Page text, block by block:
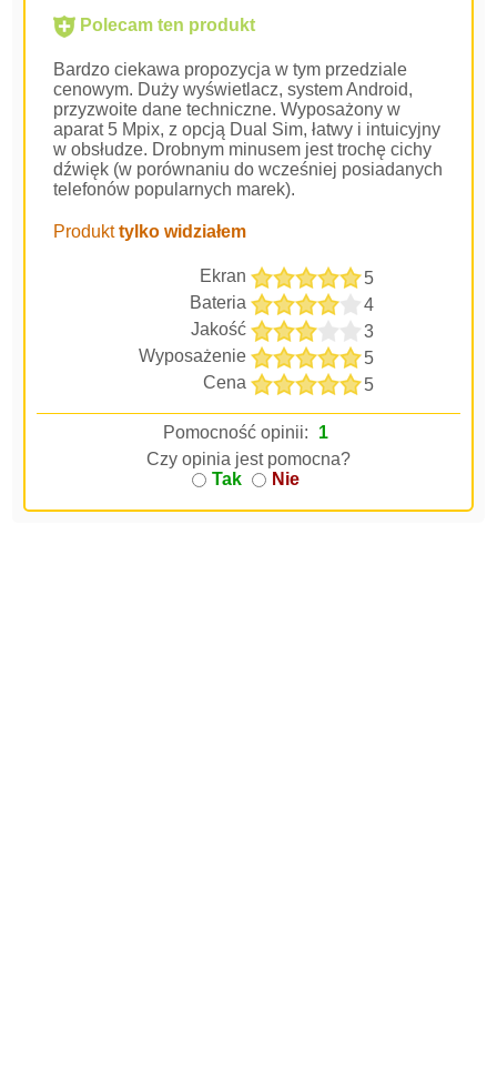
Polecam ten produkt
Bardzo ciekawa propozycja w tym przedziale
cenowym. Duży wyświetlacz, system Android,
przyzwoite dane techniczne. Wyposażony w
aparat 5 Mpix, z opcją Dual Sim, łatwy i intuicyjny
w obsłudze. Drobnym minusem jest trochę cichy
dźwięk (w porównaniu do wcześniej posiadanych
telefonów popularnych marek).
Produkttylko widziałem
Ekran
5
Bateria
4
Jakość
3
Wyposażenie
5
Cena
5
Pomocność opinii:
1
Czy opinia jest pomocna?
Tak
Nie